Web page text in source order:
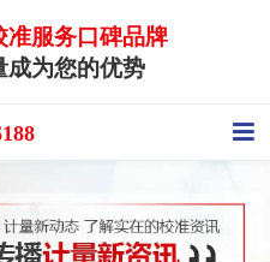
服务口碑品牌
为您的优势